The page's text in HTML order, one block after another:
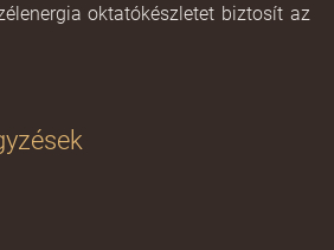
oktatókészletet biztosít az